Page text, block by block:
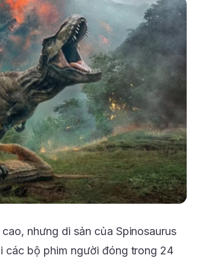
nhưng di sản của Spinosaurus
các bộ phim người đóng trong 24